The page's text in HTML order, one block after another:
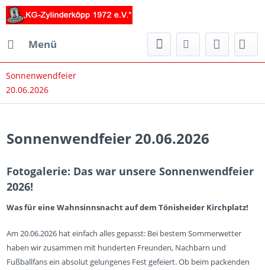
Menü
Sonnenwendfeier
20.06.2026
Sonnenwendfeier 20.06.2026
Fotogalerie: Das war unsere Sonnenwendfeier
2026!
Was für eine Wahnsinnsnacht auf dem Tönisheider Kirchplatz!
Am 20.06.2026 hat einfach alles gepasst: Bei bestem Sommerwetter
haben wir zusammen mit hunderten Freunden, Nachbarn und
Fußballfans ein absolut gelungenes Fest gefeiert. Ob beim packenden